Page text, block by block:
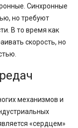
Синхронные
но требуют
В то время как
скорость, но
механизмов и
«сердцем»